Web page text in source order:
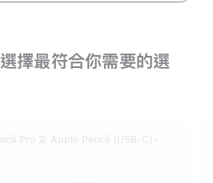
選擇最符合你需要的選